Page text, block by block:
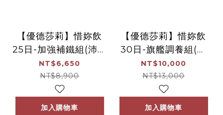
【優德莎莉】惜妳飲
25日-加強補鐵組(沛養
x1、淳補x1、月月美
x3)
NT$6,650
NT$8,900
加入購物車
【優德莎莉】惜妳飲
30日-旗艦調養組(沛
養x2、淳補x2、月月
美x2)
NT$10,000
NT$13,000
加入購物車